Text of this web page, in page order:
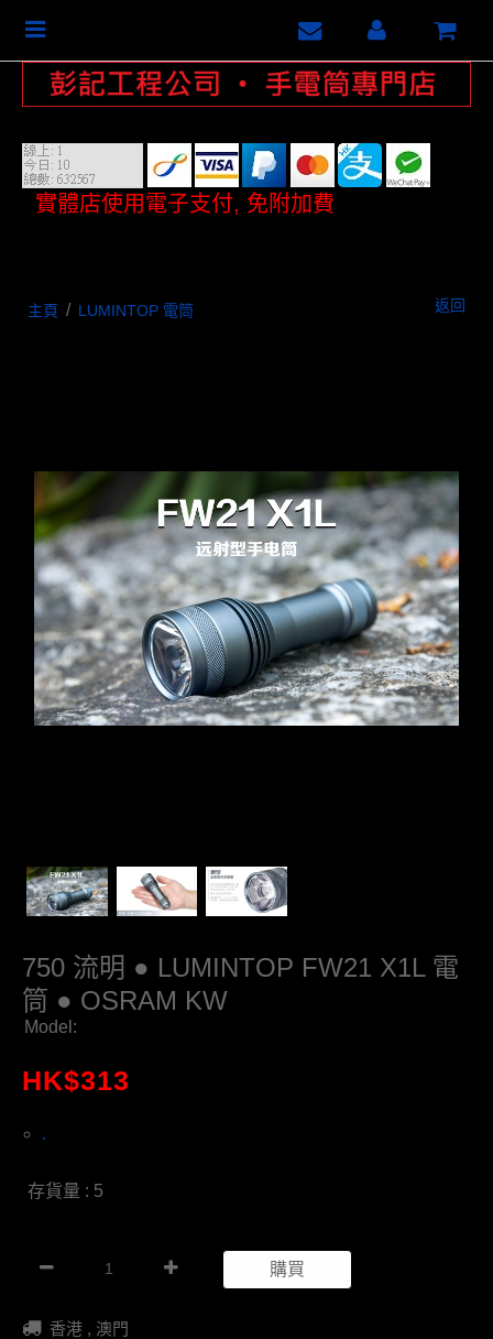
實體店使用電子支付, 免附加費
Toggle
主頁 / LUMINTOP 電筒 返回
750 流明 ● LUMINTOP FW21 X1L 電
筒 ● OSRAM KW
Model:
HK$313
.
存貨量 : 5
購買
香港 , 澳門